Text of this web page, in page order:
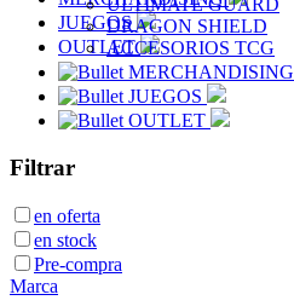
JUEGOS
OUTLET
ULTIMATE GUARD
DRAGON SHIELD
ACCESORIOS TCG
MERCHANDISING
JUEGOS
OUTLET
Filtrar
en oferta
en stock
Pre-compra
Marca